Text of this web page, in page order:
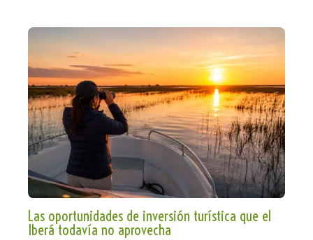
Las oportunidades de inversión turística que el
Iberá todavía no aprovecha